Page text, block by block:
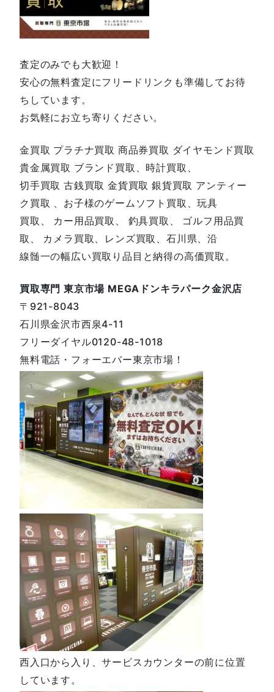
査定のみでも大歓迎！
安心の無料査定にフリードリンクも準備してお待
ちしています。
お気軽にお立ち寄りください。
金買取 プラチナ買取 商品券買取 ダイヤモンド買取
貴金属買取 ブランド買取、時計買取、
切手買取 古銭買取 金貨買取 銀貨買取 アンティー
ク買取 、お子様のゲームソフト買取、玩具
買取、 カー用品買取、 釣具買取、 ゴルフ用品買
取、 カメラ買取、レンズ買取、石川県、沿
線髄一の幅広い買取り品目と納得の高価買取。
買取専門 東京市場 MEGAドンキラパーク金沢店
〒921-8043
石川県金沢市西泉4-11
フリーダイヤル0120-48-1018
無料電話・フォーエバー東京市場！
西入口から入り、サービスカウンターの前に位置
しています。